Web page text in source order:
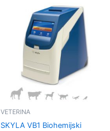
VETERINA
SKYLA VB1 Biohemijski